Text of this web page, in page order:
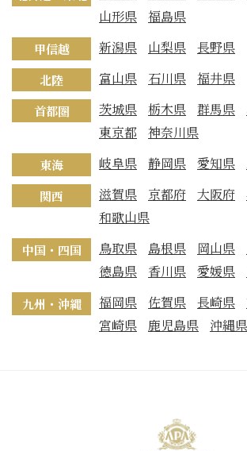
山形県
福島県
甲信越 新潟県 山梨県 長野県
北陸 富山県 石川県 福井県
首都圏 茨城県 栃木県 群馬県
東京都
神奈川県
東海 岐阜県 静岡県 愛知県
関西 滋賀県 京都府 大阪府
和歌山県
中国・四国 鳥取県 島根県 岡山県
徳島県
香川県 愛媛県
九州・沖縄 福岡県 佐賀県 長崎県
宮崎県
鹿児島県 沖縄県